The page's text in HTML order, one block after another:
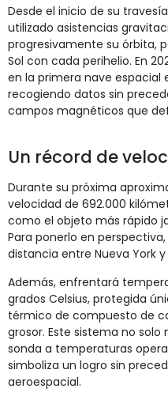
Desde el inicio de su
utilizado asistencias
progresivamente su órbita,
Sol con cada perihelio. En
en la primera nave espacial
recogiendo datos sin
campos magnéticos que
Un récord de
Durante su próxima
velocidad de 692.000
como el objeto más rápido
Para ponerlo en
distancia entre Nueva York
Además, enfrentará
grados Celsius, protegida
térmico de compuesto de
grosor. Este sistema no
sonda a temperaturas
simboliza un logro sin
aeroespacial.